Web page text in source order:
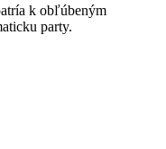
k obľúbeným
party.